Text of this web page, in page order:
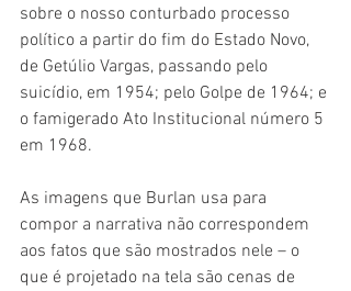
sobre o nosso conturbado processo
político a partir do fim do Estado Novo,
de Getúlio Vargas, passando pelo
suicídio, em 1954; pelo Golpe de 1964; e
o famigerado Ato Institucional número 5
em 1968.
As imagens que Burlan usa para
compor a narrativa não correspondem
aos fatos que são mostrados nele – o
que é projetado na tela são cenas de